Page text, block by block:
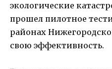
экологические
прошел пилотное
районах
свою эффективность.